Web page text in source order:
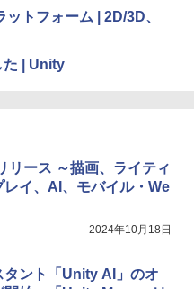
トフォーム | 2D/3D、
た | Unity
リース ～描画、ライティ
レイ、AI、モバイル・We
2024年10月18日
タント「Unity AI」のオ